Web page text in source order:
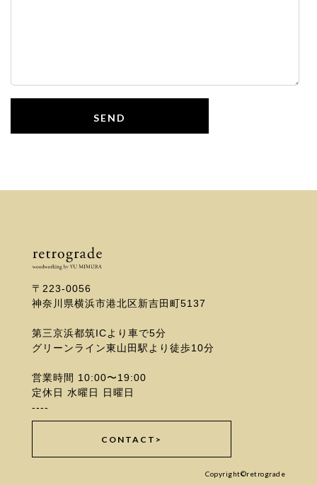
〒223-0056
神奈川県横浜市港北区新吉田町5137
第三京浜都筑ICより車で5分
グリーンライン東山田駅より徒歩10分
営業時間 10:00〜19:00
定休日 水曜日 日曜日
----
CONTACT>
Copyright©retrograde